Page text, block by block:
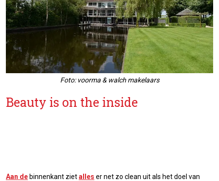
Foto: voorma & walch makelaars
Beauty is on the inside
Aan de binnenkant zietalles er net zo clean uit als het doel van